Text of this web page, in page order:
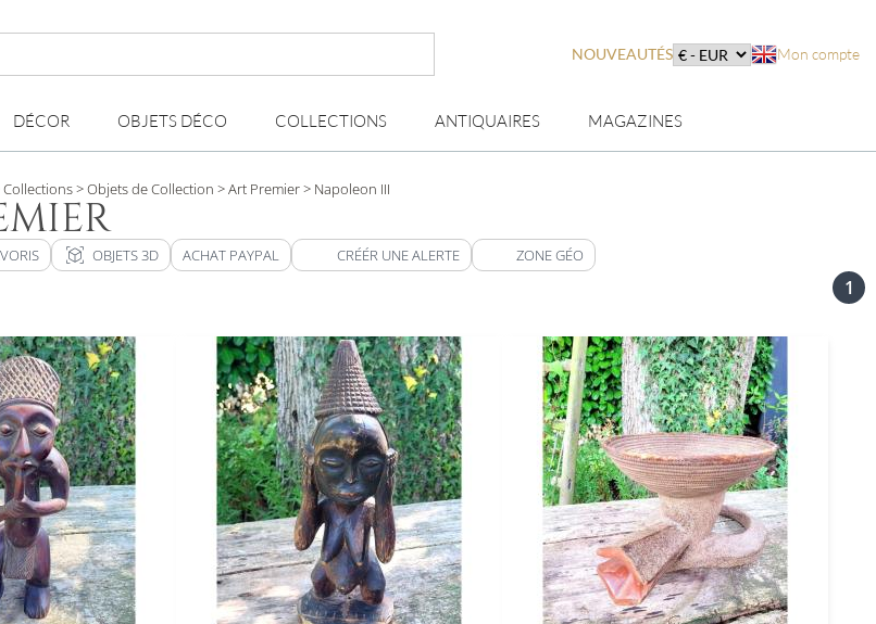
NOUVEAUTÉS Mon compte
DÉCOR OBJETS DÉCO COLLECTIONS ANTIQUAIRES MAGAZINES
Collections> Objets de Collection > Art Premier> Napoleon III
view_in_ar OBJETS 3D ACHAT PAYPAL CRÉÉR UNE ALERTE ZONE GÉO
1